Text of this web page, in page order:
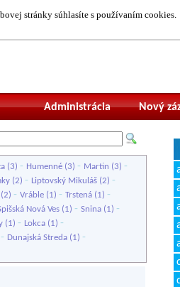
stránky súhlasíte s používaním cookies.
Nový
Administrácia
(3) - Humenné (3) - Martin (3) -
(2) - Liptovský Mikuláš (2) -
(2) - Vráble (1) - Trstená (1) -
Nová Ves (1) - Snina (1) -
(1) - Lokca (1) -
- Dunajská Streda (1) -